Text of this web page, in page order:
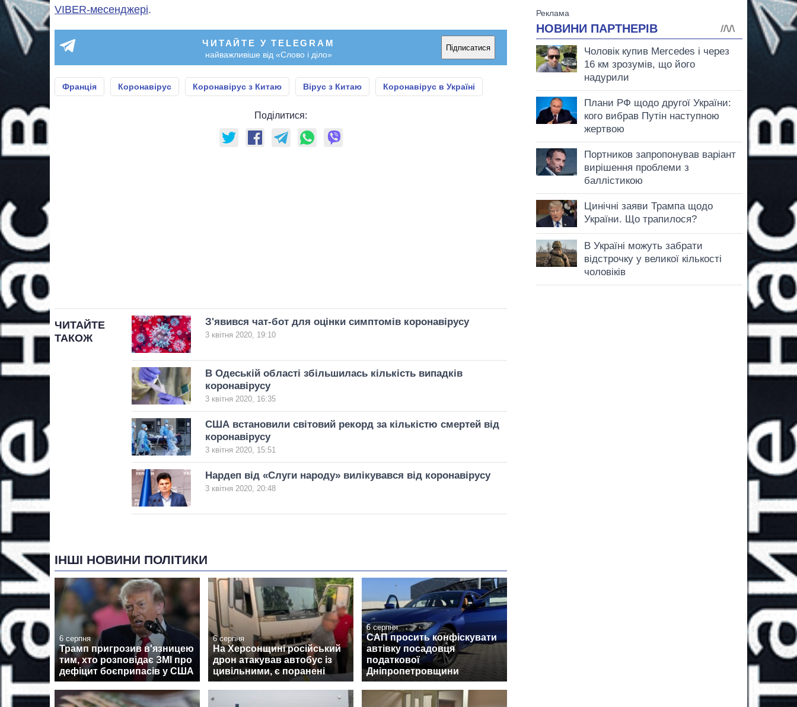
VIBER-месенджері.
ЧИТАЙТЕ У TELEGRAM
найважливіше від «Слово і діло»
Підписатися
Франція Коронавірус Коронавірус з Китаю Вірус з Китаю Коронавірус в Україні
Поділитися:
ЧИТАЙТЕ
ТАКОЖ
З'явився чат-бот для оцінки симптомів коронавірусу
3 квітня 2020, 19:10
В Одеській області збільшилась кількість випадків
коронавірусу
3 квітня 2020, 16:35
США встановили світовий рекорд за кількістю смертей від
коронавірусу
3 квітня 2020, 15:51
Нардеп від «Слуги народу» вилікувався від коронавірусу
3 квітня 2020, 20:48
ІНШІ НОВИНИ ПОЛІТИКИ
6 серпня
Трамп пригрозив в'язницею
тим, хто розповідає ЗМІ про
дефіцит боєприпасів у США
6 серпня
На Херсонщині російський
дрон атакував автобус із
цивільними, є поранені
6 серпня
САП просить конфіскувати
автівку посадовця
податкової
Дніпропетровщини